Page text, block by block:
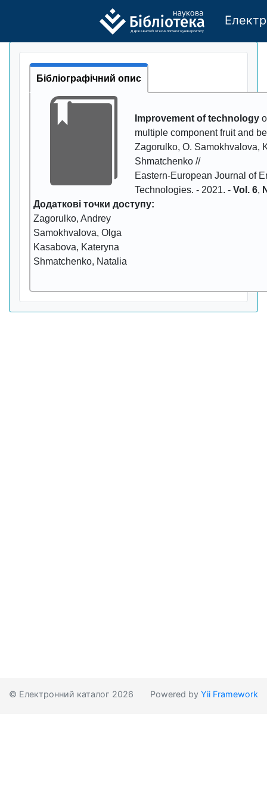
Державного бі отехно логічно го універси тету
Бібліографічний опис
Improvement of technology
multiple component fruit and
Zagorulko, O. Samokhvalova,
Shmatchenko //
Eastern-European Journal of
Technologies. - 2021. - Vol. 6,
Додаткові точки доступу:
Zagorulko, Andrey
Samokhvalova, Olga
Kasabova, Kateryna
Shmatchenko, Natalia
© Електронний каталог 2026 Powered by Yii Framework